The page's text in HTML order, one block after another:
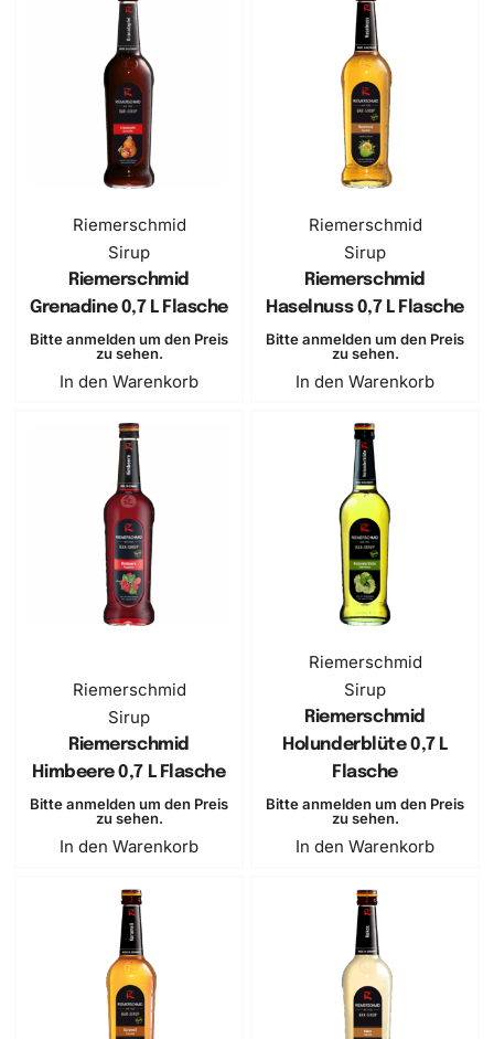
Riemerschmid
Sirup
Riemerschmid
Grenadine 0,7 L Flasche
Bitte anmelden um den Preis
zu sehen.
In den Warenkorb
Riemerschmid
Sirup
Riemerschmid
Haselnuss 0,7 L Flasche
Bitte anmelden um den Preis
zu sehen.
In den Warenkorb
Riemerschmid
Sirup
Riemerschmid
Himbeere 0,7 L Flasche
Bitte anmelden um den Preis
zu sehen.
In den Warenkorb
Riemerschmid
Sirup
Riemerschmid
Holunderblüte 0,7 L
Flasche
Bitte anmelden um den Preis
zu sehen.
In den Warenkorb